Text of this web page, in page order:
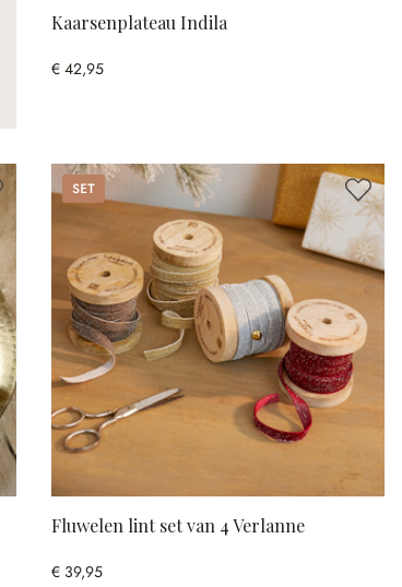
Kaarsenplateau Indila
€ 42,95
Set
Fluwelen lint set van 4 Verlanne
€ 39,95